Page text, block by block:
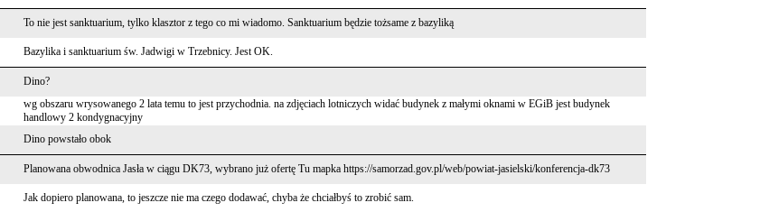
To nie jest sanktuarium, tylko klasztor z tego co mi wiadomo. Sanktuarium będzie tożsame z bazyliką
Bazylika i sanktuarium św. Jadwigi w Trzebnicy. Jest OK.
Dino?
wg obszaru wrysowanego 2 lata temu to jest przychodnia. na zdjęciach lotniczych widać budynek z małymi oknami w EGiB jest budynek
handlowy 2 kondygnacyjny
Dino powstało obok
Planowana obwodnica Jasła w ciągu DK73, wybrano już ofertę Tu mapka https://samorzad.gov.pl/web/powiat-jasielski/konferencja-dk73
Jak dopiero planowana, to jeszcze nie ma czego dodawać, chyba że chciałbyś to zrobić sam.